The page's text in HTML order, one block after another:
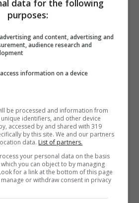
napoletano (Facebook ‘Napoli
danni anche adAmalfi
è franata sulla statale 163
il tratto di strada è stato
data for the following
purposes:
and content, advertising and
audience research and
information on a device
be processed and information from
identifiers, and other device
accessed by and shared with 319
by this site. We and our partners
data. List of partners.
your personal data on the basis
you can object to by managing
for a link at the bottom of this page
or withdraw consent in privacy